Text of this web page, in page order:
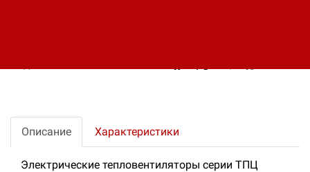
Описание Характеристики
Электрические тепловентиляторы серии ТПЦ